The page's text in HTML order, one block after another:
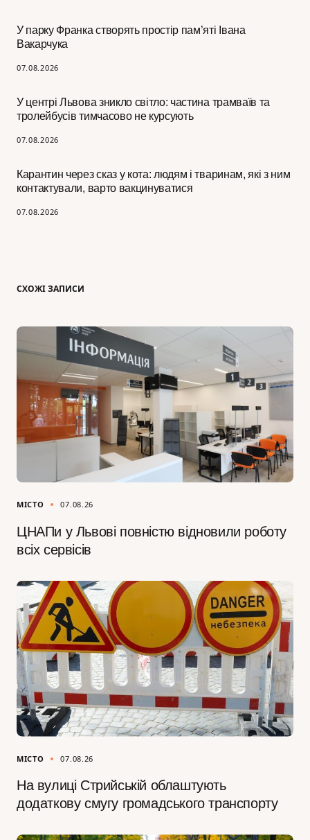
У парку Франка створять простір пам’яті Івана
Вакарчука
07.08.2026
У центрі Львова зникло світло: частина трамваїв та
тролейбусів тимчасово не курсують
07.08.2026
Карантин через сказ у кота: людям і тваринам, які з ним
контактували, варто вакцинуватися
07.08.2026
СХОЖІ ЗАПИСИ
МІСТО 07.08.26
ЦНАПи у Львові повністю відновили роботу
всіх сервісів
МІСТО 07.08.26
На вулиці Стрийській облаштують
додаткову смугу громадського транспорту